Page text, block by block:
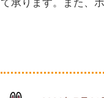
て承ります。また、